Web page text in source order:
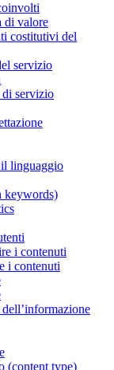
di valore
costitutivi del
servizio
di servizio
il linguaggio
keywords)
i contenuti
i contenuti
(content type)